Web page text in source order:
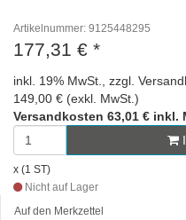
Artikelnummer: 9125448295
177,31 € *
inkl. 19% MwSt., zzgl.
149,00 € (exkl. MwSt.)
Versandkosten 63,01 € inkl.
x (1 ST)
Nicht auf Lager
Auf den Merkzettel